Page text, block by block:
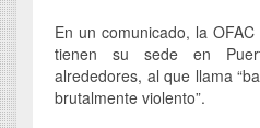
En un comunicado, la
tienen su sede en
alrededores, al que llama
brutalmente violento”.